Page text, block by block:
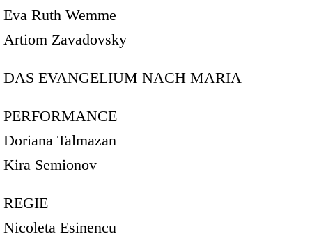
Eva Ruth Wemme
Artiom Zavadovsky
DAS EVANGELIUM NACH MARIA
PERFORMANCE
Doriana Talmazan
Kira Semionov
REGIE
Nicoleta Esinencu